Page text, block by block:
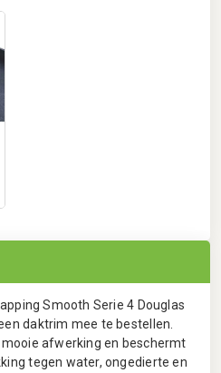
Smooth Serie 4 Douglas
daktrim mee te bestellen.
afwerking en beschermt
tegen water, ongedierte en